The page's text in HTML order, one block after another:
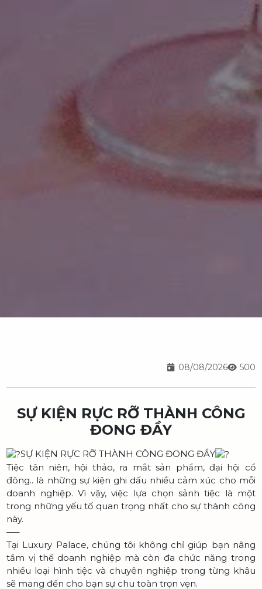
08/08/2026 500
SỰ KIỆN RỰC RỠ THÀNH CÔNG
ĐONG ĐẦY
SỰ KIỆN RỰC RỠ THÀNH CÔNG ĐONG ĐẦY
Tiệc tân niên, hội thảo, ra mắt sản phẩm, đại hội cổ
đông.. là những sự kiện ghi dấu nhiều cảm xúc cho mỗi
doanh nghiệp. Vì vậy, việc lựa chọn sảnh tiệc là một
trong những yếu tố quan trọng nhất cho sự thành công
này.
—–
Tại Luxury Palace, chúng tôi không chỉ giúp bạn nâng
tầm vị thế doanh nghiệp mà còn đa chức năng trong
nhiều loại hình tiệc và chuyên nghiệp trong từng khâu
sẽ mang đến cho bạn sự chu toàn trọn vẹn.